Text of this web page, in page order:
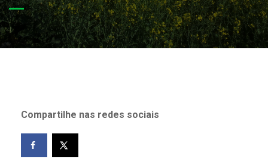
Compartilhe nas redes sociais